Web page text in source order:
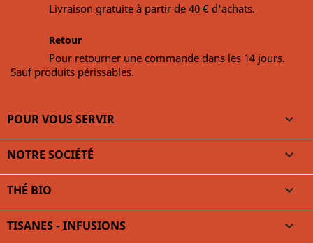
Livraison gratuite à partir de 40 € d'achats.
Retour
Pour retourner une commande dans les 14 jours.
Sauf produits périssables.
POUR VOUS SERVIR 
NOTRE SOCIÉTÉ 
THÉ BIO 
TISANES - INFUSIONS 